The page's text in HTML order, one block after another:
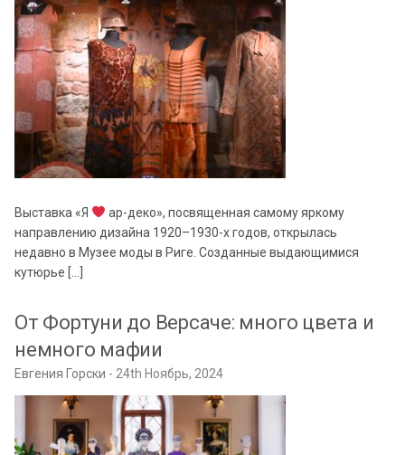
Выставка «Я
ар-деко», посвященная самому яркому
направлению дизайна 1920–1930-х годов, открылась
недавно в Музее моды в Риге. Созданные выдающимися
кутюрье […]
От Фортуни до Версаче: много цвета и
немного мафии
Евгения Горски 24th Ноябрь, 2024